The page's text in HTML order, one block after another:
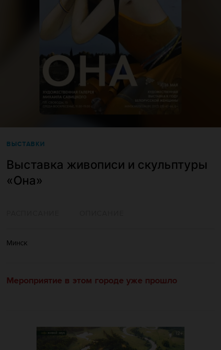
ВЫСТАВКИ
Выставка живописи и скульптуры
«Она»
Минск
Мероприятие в этом городе уже прошло